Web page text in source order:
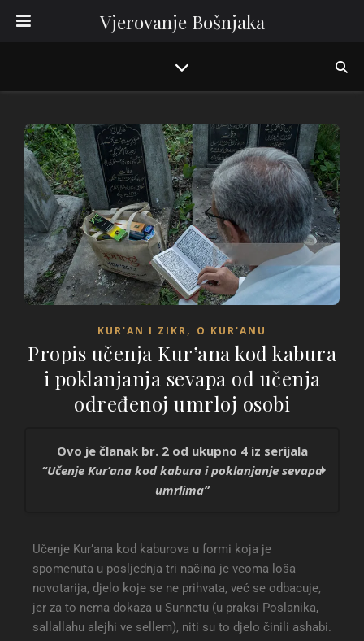
Vjerovanje Bošnjaka
KUR'AN I ZIKR, O KUR'ANU
Propis učenja Kur’ana kod kabura
i poklanjanja sevapa od učenja
određenoj umrloj osobi
Ovo je članak br. 2 od ukupno 4 iz serijala
“Učenje Kur’ana kod kabura i poklanjanje sevapa
umrlima”
umrlima
Propis učenja Kur’ana kod kabura i
poklanjanja sevapa od učenja određenoj umrloj
osobi
Dozvola učenja Kur’ana umrlim na osnovu slabih
Učenje Kur’ana kod kaburova u formi koja je
spomenuta u posljednja tri načina je veoma loša
novotarija, djelo koje se ne prihvata, već se odbacuje,
jer za to nema dokaza u Sunnetu (u praksi Poslanika,
sallallahu alejhi ve sellem), niti su to djelo činili ashabi.